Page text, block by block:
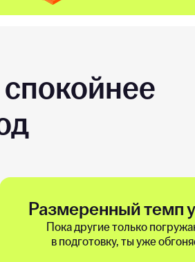
Размеренный темп
Пока другие только
в подготовку, ты уже